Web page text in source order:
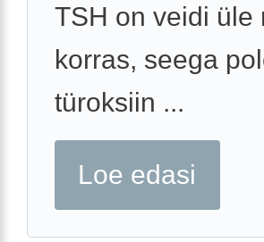
TSH on veidi üle
korras, seega
türoksiin ...
Loe edasi